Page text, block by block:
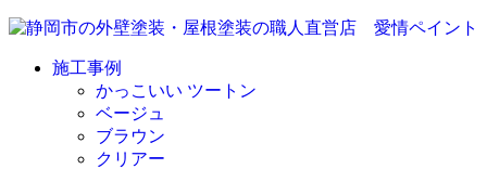
施工事例
かっこいい ツートン
ベージュ
ブラウン
クリアー